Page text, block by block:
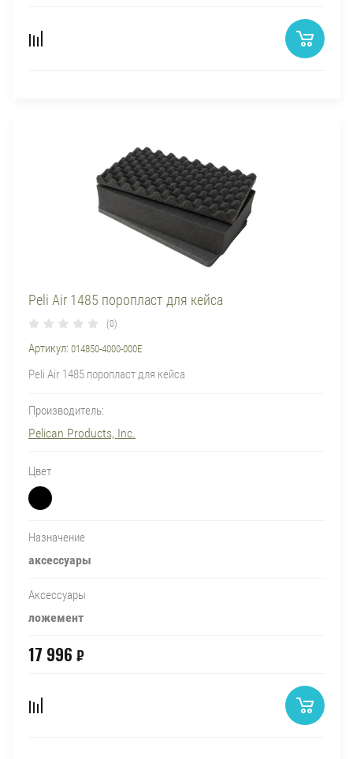
Peli Air 1485 поропласт для кейса
(0)
Артикул: 014850-4000-000E
Peli Air 1485 поропласт для кейса
Производитель:
Pelican Products, Inc.
Цвет
Назначение
аксессуары
Аксессуары
ложемент
17 996 ₽